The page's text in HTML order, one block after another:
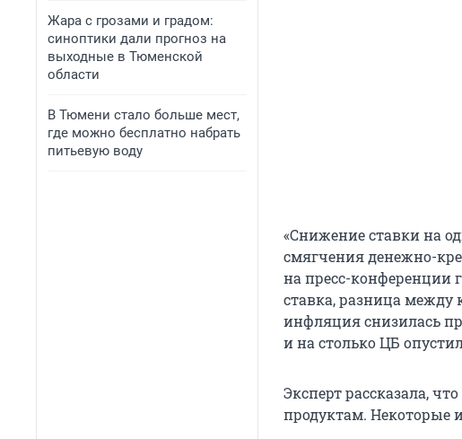
Жара с грозами и градом:
синоптики дали прогноз на
выходные в Тюменской
области
В Тюмени стало больше мест,
где можно бесплатно набрать
питьевую воду
«Снижение ставки на
смягчения денежно-
на пресс-конференции
ставка, разница между
инфляция снизилась
и на столько ЦБ
Эксперт рассказала,
продуктам. Некоторые